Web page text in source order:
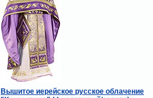
Вышитое иерейское русское облачение